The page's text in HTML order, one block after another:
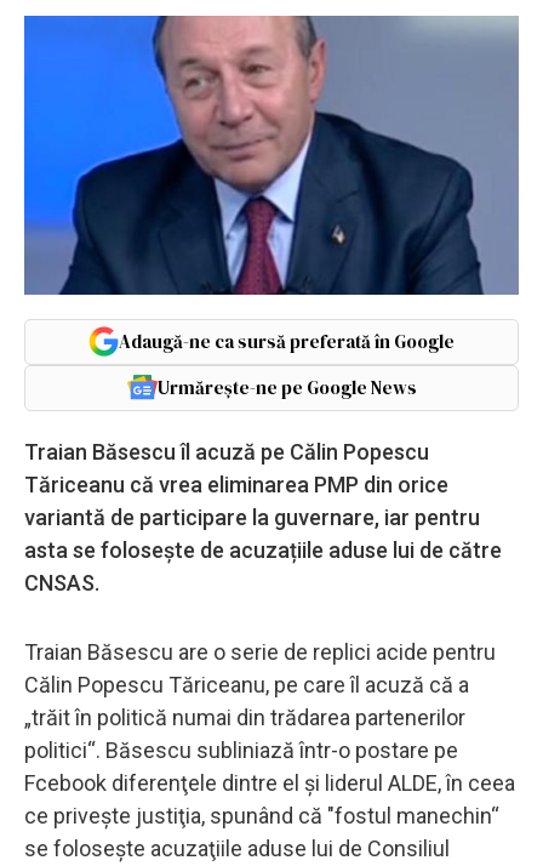
Adaugă-ne ca sursă preferată în Google
Urmărește-ne pe Google News
Traian Băsescu îl acuză pe Călin Popescu
Tăriceanu că vrea eliminarea PMP din orice
variantă de participare la guvernare, iar pentru
asta se folosește de acuzațiile aduse lui de către
CNSAS.
Traian Băsescu are o serie de replici acide pentru
Călin Popescu Tăriceanu, pe care îl acuză că a
„trăit în politică numai din trădarea partenerilor
politici“. Băsescu subliniază într-o postare pe
Fcebook diferenţele dintre el şi liderul ALDE, în ceea
ce priveşte justiţia, spunând că "fostul manechin“
se foloseşte acuzaţiile aduse lui de Consiliul